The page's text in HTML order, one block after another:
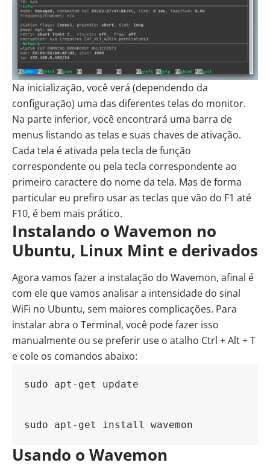
Na inicialização, você verá (dependendo da
configuração) uma das diferentes telas do monitor.
Na parte inferior, você encontrará uma barra de
menus listando as telas e suas chaves de ativação.
Cada tela é ativada pela tecla de função
correspondente ou pela tecla correspondente ao
primeiro caractere do nome da tela. Mas de forma
particular eu prefiro usar as teclas que vão do F1 até
F10, é bem mais prático.
Instalando o Wavemon no
Ubuntu, Linux Mint e derivados
Agora vamos fazer a instalação do Wavemon, afinal é
com ele que vamos analisar a intensidade do sinal
WiFi no Ubuntu, sem maiores complicações. Para
instalar abra o Terminal, você pode fazer isso
manualmente ou se preferir use o atalho Ctrl + Alt + T
e cole os comandos abaixo:
sudo apt-get update
sudo apt-get install wavemon
Usando o Wavemon